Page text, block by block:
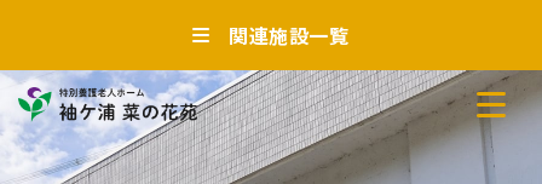
関連施設一覧